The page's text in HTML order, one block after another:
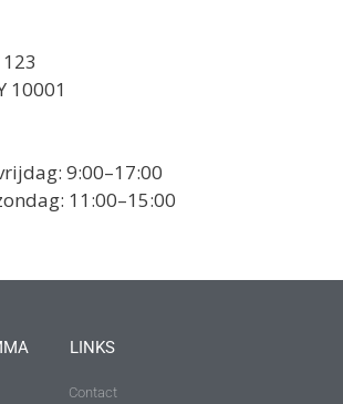
10001
9:00–17:00
11:00–15:00
LINKS
Contact